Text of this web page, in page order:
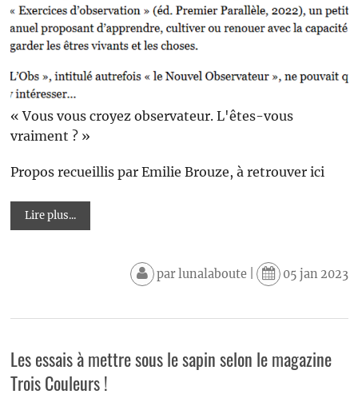
« Vous vous croyez observateur. L'êtes-vous
vraiment ? »
Propos recueillis par Emilie Brouze, à retrouver ici
Lire plus...
parlunalaboute| 05 jan 2023
Les essais à mettre sous le sapin selon le magazine
Trois Couleurs !